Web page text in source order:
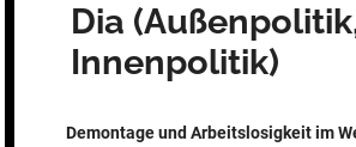
Dia
Innenpolitik)
Demontage und Arbeitslosigkeit im